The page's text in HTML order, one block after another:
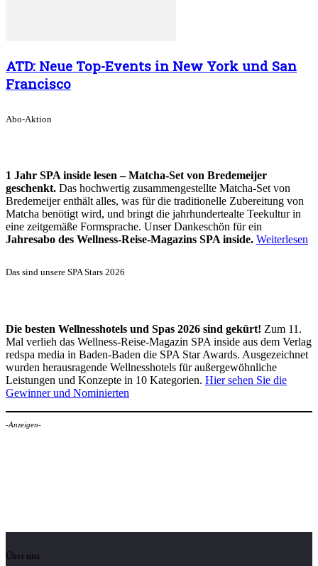
ATD: Neue Top-Events in New York und San
Francisco
Abo-Aktion
1 Jahr SPA inside lesen – Matcha-Set von Bredemeijer
geschenkt. Das hochwertig zusammengestellte Matcha-Set von
Bredemeijer enthält alles, was für die traditionelle Zubereitung von
Matcha benötigt wird, und bringt die jahrhundertealte Teekultur in
eine zeitgemäße Formsprache. Unser Dankeschön für ein
Jahresabo des Wellness-Reise-Magazins SPA inside. Weiterlesen
Das sind unsere SPA Stars 2026
Die besten Wellnesshotels und Spas 2026 sind gekürt! Zum 11.
Mal verlieh das Wellness-Reise-Magazin SPA inside aus dem Verlag
redspa media in Baden-Baden die SPA Star Awards. Ausgezeichnet
wurden herausragende Wellnesshotels für außergewöhnliche
Leistungen und Konzepte in 10 Kategorien. Hier sehen Sie die
Gewinner und Nominierten
-Anzeigen-
Über uns